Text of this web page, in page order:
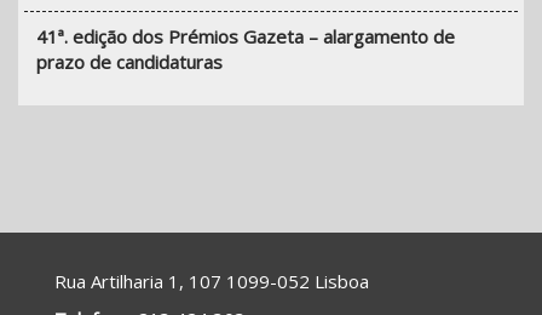
41ª. edição dos Prémios Gazeta – alargamento de
prazo de candidaturas
Rua Artilharia 1, 107 1099-052 Lisboa